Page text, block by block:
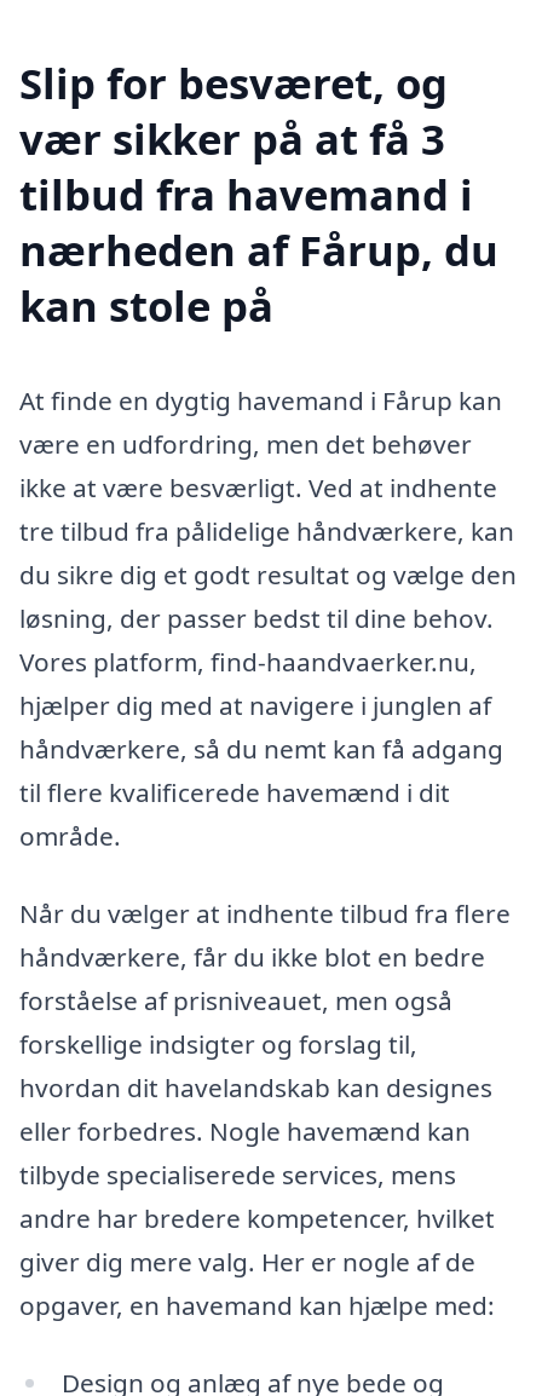
Slip for besværet, og
vær sikker på at få 3
tilbud fra havemand i
nærheden af Fårup, du
kan stole på
At finde en dygtig havemand i Fårup kan
være en udfordring, men det behøver
ikke at være besværligt. Ved at indhente
tre tilbud fra pålidelige håndværkere, kan
du sikre dig et godt resultat og vælge den
løsning, der passer bedst til dine behov.
Vores platform, find-haandvaerker.nu,
hjælper dig med at navigere i junglen af
håndværkere, så du nemt kan få adgang
til flere kvalificerede havemænd i dit
område.
Når du vælger at indhente tilbud fra flere
håndværkere, får du ikke blot en bedre
forståelse af prisniveauet, men også
forskellige indsigter og forslag til,
hvordan dit havelandskab kan designes
eller forbedres. Nogle havemænd kan
tilbyde specialiserede services, mens
andre har bredere kompetencer, hvilket
giver dig mere valg. Her er nogle af de
opgaver, en havemand kan hjælpe med:
Design og anlæg af nye bede og